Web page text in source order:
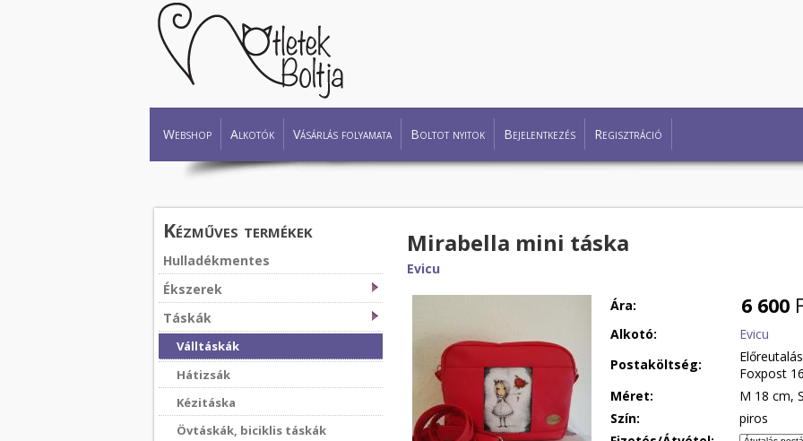
Webshop Alkotók Vásárlás folyamata Boltot nyitok Bejelentkezés Regisztráció
Kézműves termékek
Hulladékmentes
Ékszerek
Táskák
Válltáskák
Hátizsák
Kézitáska
Övtáskák, biciklis táskák
Mirabella mini táska
Evicu
Ára: 6 600
Alkotó:
Evicu
Postaköltség:
Foxpost
Méret:
M 18 cm,
Szín:
piros